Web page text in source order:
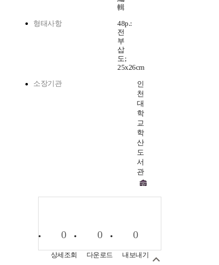
輯
형태사항
48p.:
전
부
삽
도;
25x26cm
소장기관
인
천
대
학
교
학
산
도
서
관
0
상세조회
0
다운로드
0
내보내기